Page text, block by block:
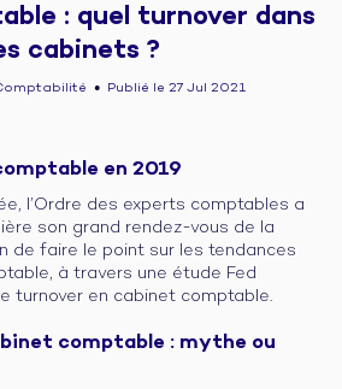
: quel turnover dans
cabinets ?
● Publié le 27 Jul 2021
en 2019
l’Ordre des experts comptables a
son grand rendez-vous de la
de faire le point sur les tendances
à travers une étude Fed
turnover en cabinet comptable.
comptable : mythe ou